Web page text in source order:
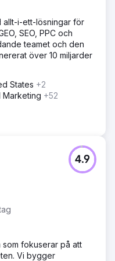
allt-i-ett-lösningar för
SEO, PPC och
teamet och den
över 10 miljarder
States +2
Marketing +52
4.9
som fokuserar på att
Vi bygger